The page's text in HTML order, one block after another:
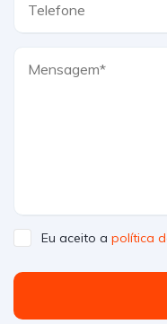
Eu aceito a política